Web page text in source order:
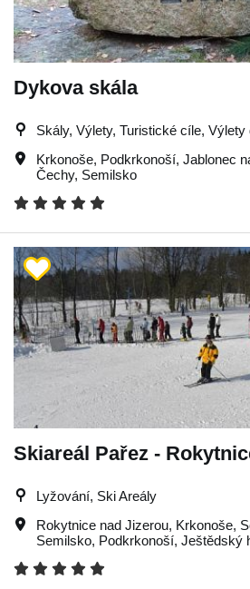
Dykova skála
Skály, Výlety, Turistické cíle, Výlety
Krkonoše, Podkrkonoší, Jablonec
Čechy, Semilsko
Skiareál Pařez -
Lyžování, Ski Areály
Rokytnice nad Jizerou, Krkonoše,
Semilsko, Podkrkonoší, Ještědský